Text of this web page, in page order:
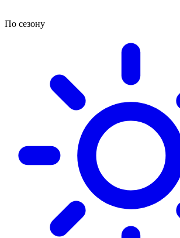
По сезону